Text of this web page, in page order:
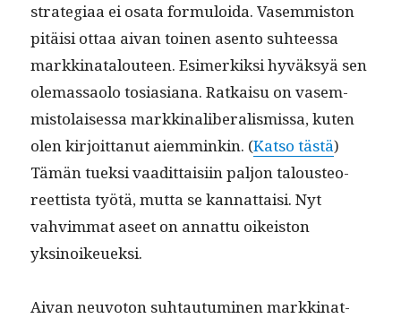
strate­giaa ei osa­ta for­mu­loi­da. Vasem­mis­ton
pitäisi ottaa aivan toinen asen­to suh­teessa
markki­na­t­alouteen. Esimerkik­si hyväksyä sen
ole­mas­sao­lo tosi­asiana. Ratkaisu on vasem­
mis­to­laises­sa markki­nal­ib­er­al­is­mis­sa, kuten
olen kir­joit­tanut aiem­minkin. (Kat­so tästä)
Tämän tuek­si vaa­dit­taisi­in paljon talous­te­o­
reet­tista työtä, mut­ta se kan­nat­taisi. Nyt
vahvim­mat aseet on annat­tu oikeis­ton
yksinoikeueksi.
Aivan neu­vo­ton suh­tau­tu­mi­nen markki­na­t­